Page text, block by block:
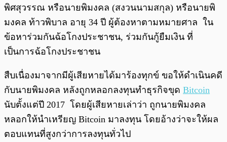
พิศสุวรรณ หรือนายพิมงคล (สงวนนามสกุล) หรือนายพิ
มงคล ท้าวพิบาล อายุ 34 ปี ผู้ต้องหาตามหมายศาล ใน
ข้อหาร่วมกันฉ้อโกงประชาชน, ร่วมกันกู้ยืมเงิน ที่
เป็นการฉ้อโกงประชาชน
สืบเนื่องมาจากมีผู้เสียหายได้มาร้องทุกข์ ขอให้ดำเนินคดี
กับนายพิมงคล หลังถูกหลอกลงทุนทำธุรกิจขุด Bitcoin
นับตั้งแต่ปี 2017 โดยผู้เสียหายเล่าว่า ถูกนายพิมงคล
หลอกให้นำเหรียญ Bitcoin มาลงทุน โดยอ้างว่าจะให้ผล
ตอบแทนที่สูงกว่าการลงทุนทั่วไป